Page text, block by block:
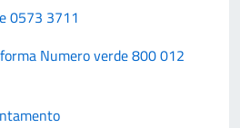
0573 3711
Numero verde 800 012